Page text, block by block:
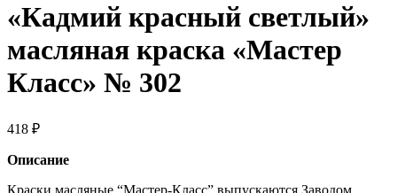
«Кадмий красный светлый»
масляная краска «Мастер
Класс» № 302
418 ₽
Описание
Краски масляные “Мастер-Класс” выпускаются Заводом